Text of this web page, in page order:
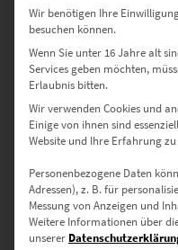
Wir benötigen Ihre
besuchen können.
Wenn Sie unter 16 Jahre alt
Services geben möchten,
Erlaubnis bitten.
Wir verwenden Cookies und
Einige von ihnen sind
Website und Ihre Erfahrung
Personenbezogene Daten
Adressen), z. B. für
Messung von Anzeigen und
Weitere Informationen über
unserer